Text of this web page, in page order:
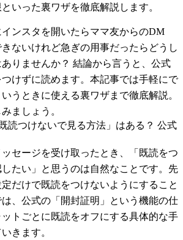
いった裏ワザを徹底解説します。
ンスタを開いたらママ友からのDM
ないけれど急ぎの用事だったらどうし
りませんか？ 結論から言うと、公式
けずに読めます。本記事では手軽にで
うときに使える裏ワザまで徹底解説。
ましょう。
読つけないで見る方法」はある？ 公式
セージを受け取ったとき、「既読をつ
たい」と思うのは自然なことです。先
だけで既読をつけないようにすること
、公式の「開封証明」という機能の仕
トごとに既読をオフにする具体的な手
きます。